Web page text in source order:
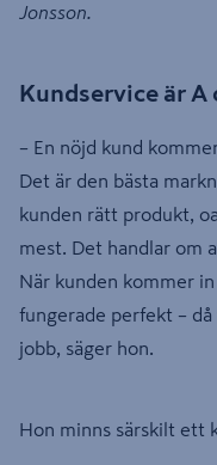
Jonsson.
Kundservice är A
– En nöjd kund
Det är den bästa
kunden rätt produkt,
mest. Det handlar om
När kunden kommer
fungerade perfekt –
jobb, säger hon.
Hon minns särskilt ett